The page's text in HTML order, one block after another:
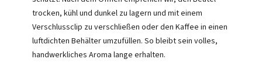
trocken, kühl und dunkel zu lagern und mit einem
Verschlussclip zu verschließen oder den Kaffee in einen
luftdichten Behälter umzufüllen. So bleibt sein volles,
handwerkliches Aroma lange erhalten.